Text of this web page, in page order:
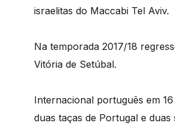
israelitas do Maccabi Tel Aviv.
Na temporada 2017/18
Vitória de Setúbal.
Internacional português em
duas taças de Portugal e